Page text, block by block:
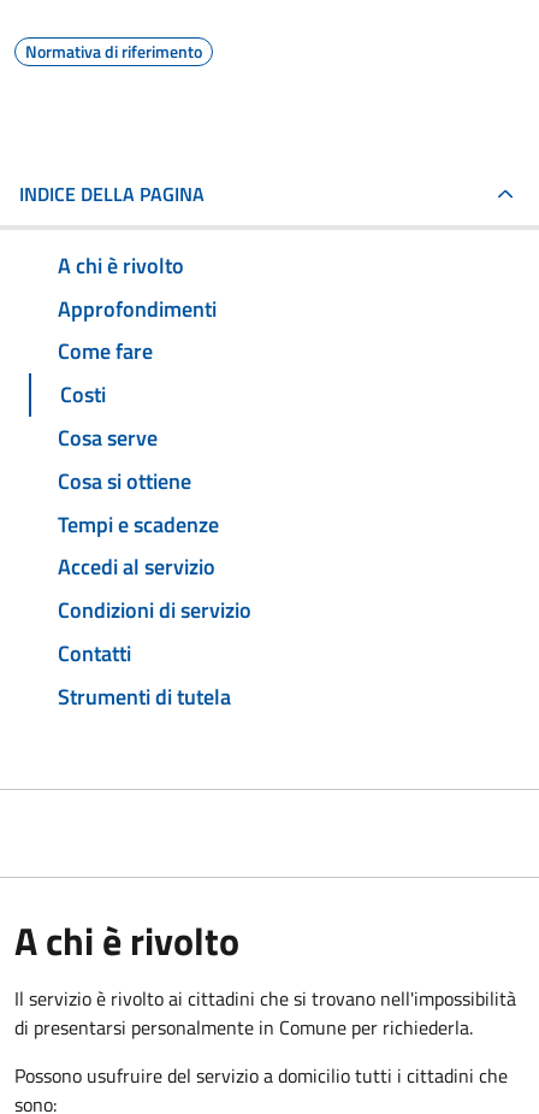
Normativa di riferimento
INDICE DELLA PAGINA
A chi è rivolto
Approfondimenti
Come fare
Costi
Cosa serve
Cosa si ottiene
Tempi e scadenze
Accedi al servizio
Condizioni di servizio
Contatti
Strumenti di tutela
A chi è rivolto
Il servizio è rivolto ai cittadini che si trovano nell'impossibilità
di presentarsi personalmente in Comune per richiederla.
Possono usufruire del servizio a domicilio tutti i cittadini che
sono: